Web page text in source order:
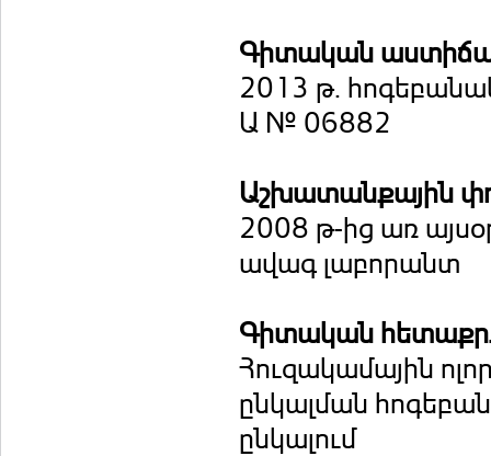
Գիտական
2013 թ.
Ա № 06882
Աշխատանքային
2008 թ-ից առ
ավագ լաբորանտ
Գիտական
Հուզակամային
ընկալման
ընկալում